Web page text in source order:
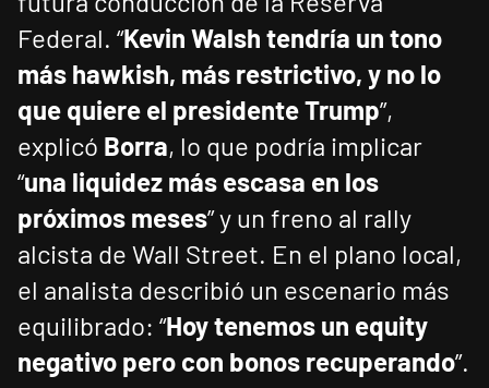
Federal. “Kevin Walsh tendría un tono
más hawkish, más restrictivo, y no lo
que quiere el presidente Trump”,
explicó Borra, lo que podría implicar
“una liquidez más escasa en los
próximos meses” y un freno al rally
alcista de Wall Street. En el plano local,
el analista describió un escenario más
equilibrado: “Hoy tenemos un equity
negativo pero con bonos recuperando”.